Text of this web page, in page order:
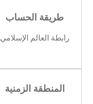
طريقة الحساب
رابطة العالم الإسلامي
المنطقة الزمنية